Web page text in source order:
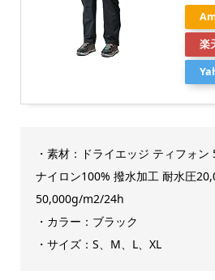
楽
・素材：ドライエッジ ティフォ
ナイロン100% 撥水加工 耐水圧
50,000g/m2/24h
・カラー：ブラック
・サイズ：S、M、L、XL